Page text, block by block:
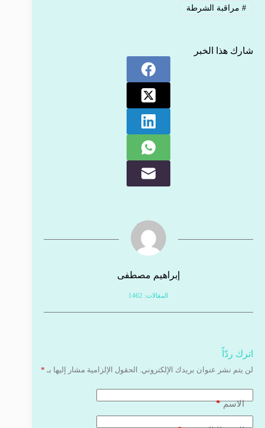
#مراقبة الشرطة
شارك هذا الخبر
إبراهيم مصطفى
المقالات: 1462
اترك ردّاً
لن يتم نشر عنوان بريدك الإلكتروني. الحقول الإلزامية مشار إليها بـ *
الاسم*